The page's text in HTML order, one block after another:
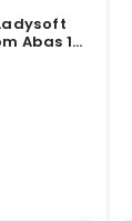
Abas 16